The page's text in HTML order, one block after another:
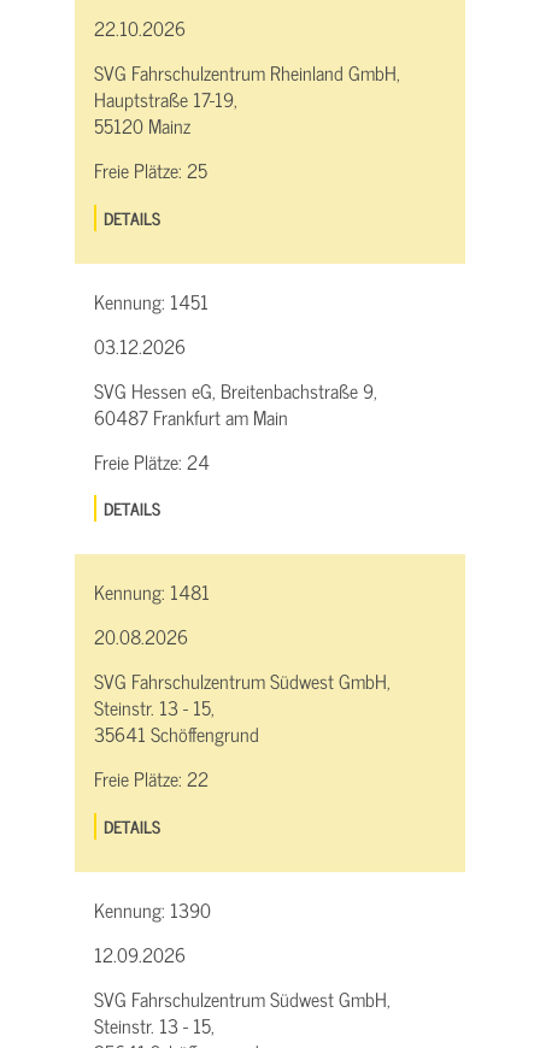
22.10.2026
SVG Fahrschulzentrum Rheinland GmbH,
Hauptstraße 17-19,
55120 Mainz
Freie Plätze:25
DETAILS
Kennung: 1451
03.12.2026
SVG Hessen eG, Breitenbachstraße 9,
60487 Frankfurt am Main
Freie Plätze:24
DETAILS
Kennung: 1481
20.08.2026
SVG Fahrschulzentrum Südwest GmbH,
Steinstr. 13 - 15,
35641 Schöffengrund
Freie Plätze:22
DETAILS
Kennung: 1390
12.09.2026
SVG Fahrschulzentrum Südwest GmbH,
Steinstr. 13 - 15,